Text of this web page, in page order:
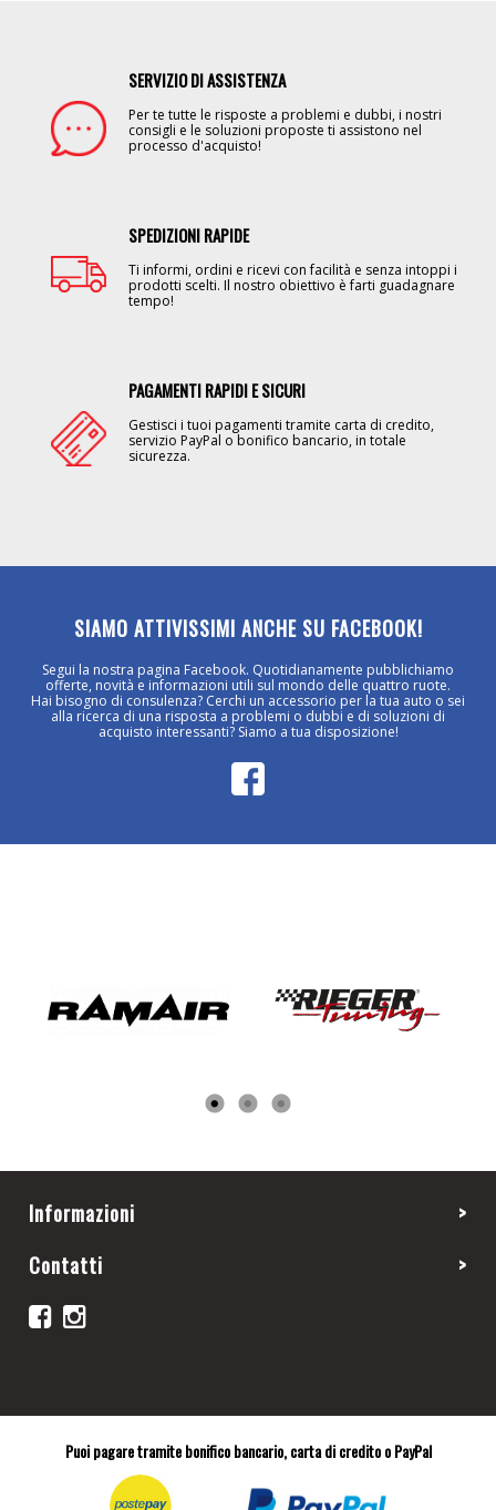
SERVIZIO DI ASSISTENZA
Per te tutte le risposte a problemi e dubbi, i nostri
consigli e le soluzioni proposte ti assistono nel
processo d'acquisto!
SPEDIZIONI RAPIDE
Ti informi, ordini e ricevi con facilità e senza intoppi i
prodotti scelti. Il nostro obiettivo è farti guadagnare
tempo!
PAGAMENTI RAPIDI E SICURI
Gestisci i tuoi pagamenti tramite carta di credito,
servizio PayPal o bonifico bancario, in totale
sicurezza.
SIAMO ATTIVISSIMI ANCHE SU FACEBOOK!
Segui la nostra pagina Facebook. Quotidianamente pubblichiamo
offerte, novità e informazioni utili sul mondo delle quattro ruote.
Hai bisogno di consulenza? Cerchi un accessorio per la tua auto o sei
alla ricerca di una risposta a problemi o dubbi e di soluzioni di
acquisto interessanti? Siamo a tua disposizione!
Informazioni
Contatti
Puoi pagare tramite bonifico bancario, carta di credito o PayPal